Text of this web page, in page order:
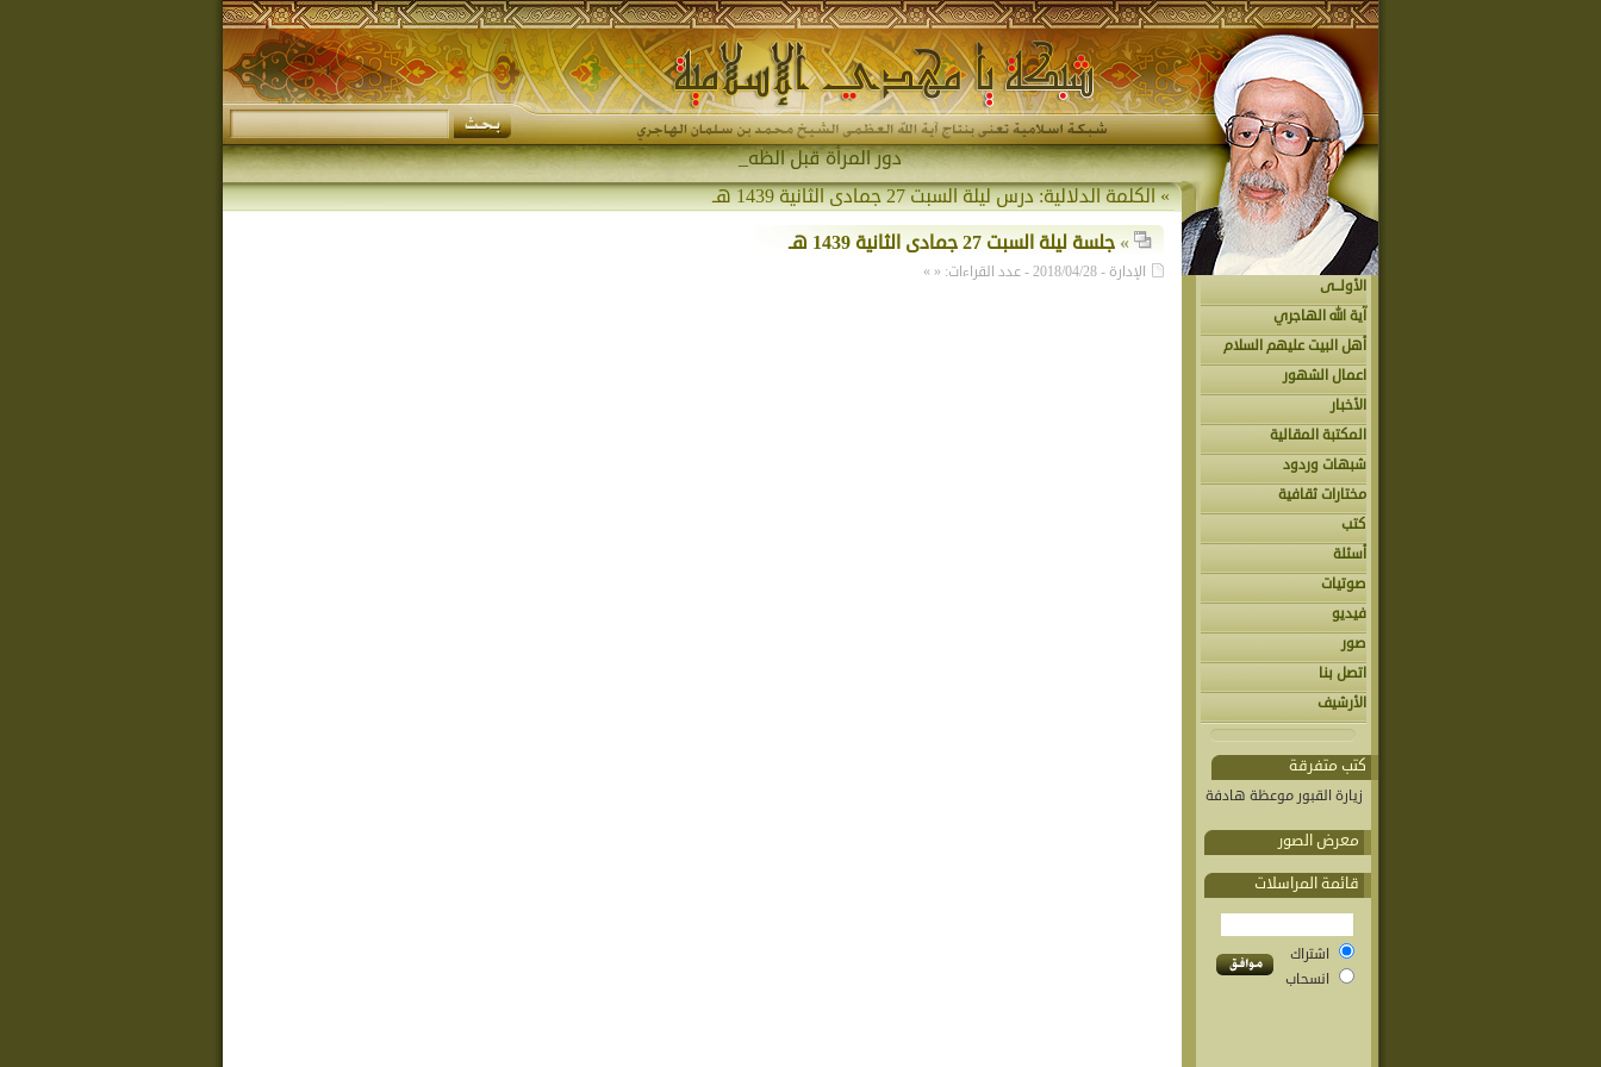
دور المرأة قبل الظهور وبع_
الأولــى
آية الله الهاجري
أهل البيت عليهم السلام
اعمال الشهور
الأخبار
المكتبة المقالية
شبهات وردود
مختارات ثقافية
كتب
أسئلة
صوتيات
فيديو
صور
اتصل بنا
الأرشيف
كتب متفرقة
زيارة القبور موعظة هادفة
معرض الصور
قائمة المراسلات
اشتراك
انسحاب
» الكلمة الدلالية:درس ليلة السبت 27 جمادى الثانية 1439 هـ
» جلسة ليلة السبت 27 جمادى الثانية 1439 هـ
الإدارة - 2018/04/28 - عدد القراءات: « »